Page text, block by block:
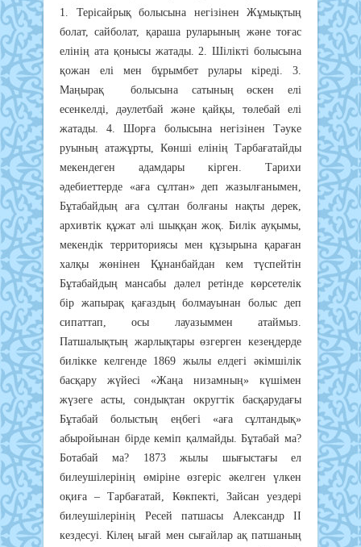
1. Терісайрық болысына негізінен Жұмықтың
болат, сайболат, қараша руларының және тоғас
елінің ата қонысы жатады. 2. Шілікті болысына
қожан елі мен бұрымбет рулары кіреді. 3.
Маңырақ болысына сатының өскен елі
есенкелді, дәулетбай және қайқы, төлебай елі
жатады. 4. Шорға болысына негізінен Тәуке
руының атажұрты, Көнші елінің Тарбағатайды
мекендеген адамдары кірген. Тарихи
әдебиеттерде «аға сұлтан» деп жазылғанымен,
Бұтабайдың аға сұлтан болғаны нақты дерек,
архивтік құжат әлі шыққан жоқ. Билік ауқымы,
мекендік территориясы мен құзырына қараған
халқы жөнінен Құнанбайдан кем түспейтін
Бұтабайдың мансабы дәлел ретінде көрсетелік
бір жапырақ қағаздың болмауынан болыс деп
сипаттап, осы лауазыммен атаймыз.
Патшалықтың жарлықтары өзгерген кезеңдерде
билікке келгенде 1869 жылы елдегі әкімшілік
басқару жүйесі «Жаңа низамның» күшімен
жүзеге асты, сондықтан округтік басқарудағы
Бұтабай болыстың еңбегі «аға сұлтандық»
абыройынан бірде кеміп қалмайды. Бұтабай ма?
Ботабай ма? 1873 жылы шығыстағы ел
билеушілерінің өміріне өзгеріс әкелген үлкен
оқиға – Тарбағатай, Көкпекті, Зайсан уездері
билеушілерінің Ресей патшасы Александр ІІ
кездесуі. Кілең ығай мен сығайлар ақ патшаның